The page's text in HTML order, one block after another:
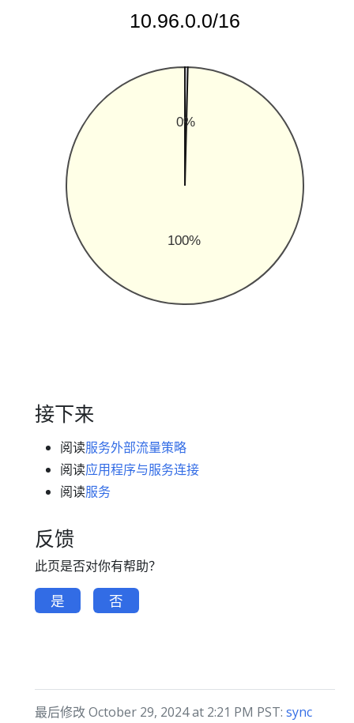
0%
100%
10.96.0.0/16
接下来
阅读服务外部流量策略
阅读应用程序与服务连接
阅读服务
反馈
此页是否对你有帮助？
是 否
最后修改 October 29, 2024 at 2:21 PM PST: sync